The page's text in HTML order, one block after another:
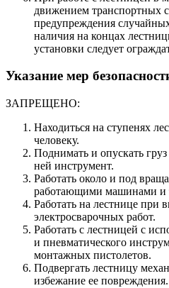
движением транспортных
предупреждения
наличия на концах
установки следует
Указание мер
ЗАПРЕЩЕНО:
Находиться на ступенях
человеку.
Поднимать и опускать
ней инструмент.
Работать около и под
работающими машинами и
Работать на лестнице при
электросварочных работ.
Работать с лестницей с
и пневматического
монтажных пистолетов.
Подвергать лестницу
избежание ее повреждения.